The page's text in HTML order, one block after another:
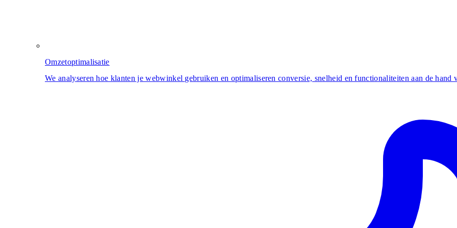
Omzetoptimalisatie
We analyseren hoe klanten je webwinkel gebruiken en optimaliseren conversie, snelheid en functionaliteiten aan de hand